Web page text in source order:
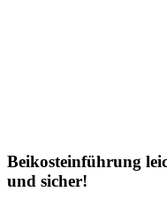
Beikosteinführung
und sicher!